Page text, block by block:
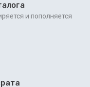
и пополняется